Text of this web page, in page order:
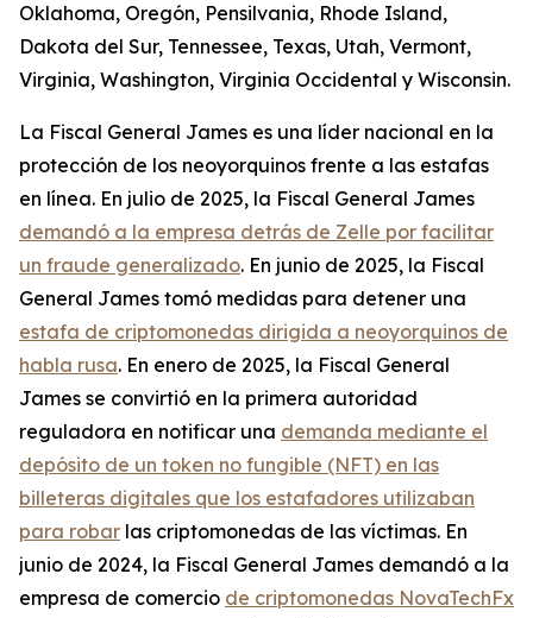
Oklahoma, Oregón, Pensilvania, Rhode Island,
Dakota del Sur, Tennessee, Texas, Utah, Vermont,
Virginia, Washington, Virginia Occidental y Wisconsin.
La Fiscal General James es una líder nacional en la
protección de los neoyorquinos frente a las estafas
en línea. En julio de 2025, la Fiscal General James
demandó a la empresa detrás de Zelle por facilitar
un fraude generalizado. En junio de 2025, la Fiscal
General James tomó medidas para detener una
estafa de criptomonedas dirigida a neoyorquinos de
habla rusa. En enero de 2025, la Fiscal General
James se convirtió en la primera autoridad
reguladora en notificar una demanda mediante el
depósito de un token no fungible (NFT) en las
billeteras digitales que los estafadores utilizaban
para robar las criptomonedas de las víctimas. En
junio de 2024, la Fiscal General James demandó a la
empresa de comercio de criptomonedas NovaTechFx